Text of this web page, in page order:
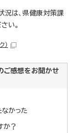
況は、県健康対策課
い。
）
ご感想をお聞かせ
かった
か？